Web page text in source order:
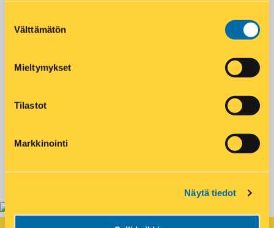
valinta
Välttämätön
Mieltymykset
Tilastot
Markkinointi
Näytä tiedot
Postnord pakettipiste
Maanantai – Perjantai
Lauantai
Sunnuntai